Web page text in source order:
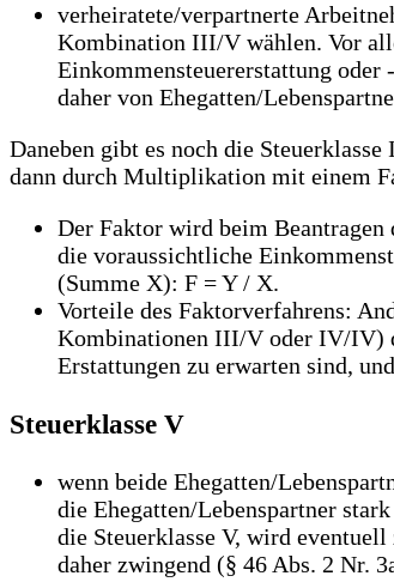
verheiratete/verpartnerte
Kombination III/V wählen. Vor
Einkommensteuererstattung
daher von Ehegatten/
Daneben gibt es noch die
dann durch Multiplikation mit einem
Der Faktor wird beim Beantragen
die voraussichtliche
(Summe X): F = Y / X.
Vorteile des Faktorverfahrens:
Kombinationen III/V oder IV/IV)
Erstattungen zu erwarten sind,
Steuerklasse V
wenn beide Ehegatten/
die Ehegatten/Lebenspartner
die Steuerklasse V, wird
daher zwingend (§ 46 Abs. 2 Nr.